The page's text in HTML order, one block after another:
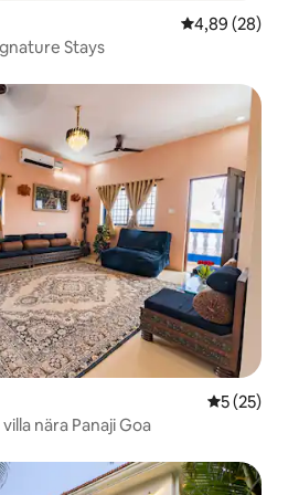
4,89 av 5 i
4,89 (28)
Stays
5 av 5 i
5 (25)
nära Panaji Goa